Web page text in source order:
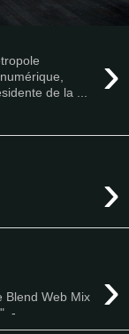
›
de la ...
›
›
Blend Web Mix
-